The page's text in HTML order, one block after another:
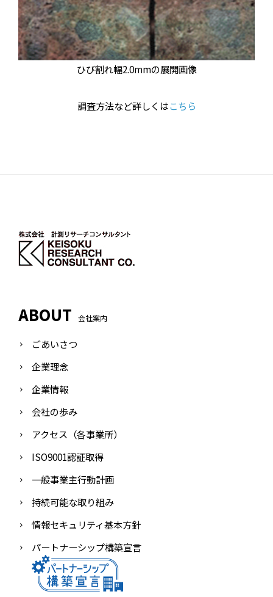
ひび割れ幅2.0mmの展開画像
調査方法など詳しくはこちら
ABOUT 会社案内
ごあいさつ
企業理念
企業情報
会社の歩み
アクセス（各事業所）
ISO9001認証取得
一般事業主行動計画
持続可能な取り組み
情報セキュリティ基本方針
パートナーシップ構築宣言